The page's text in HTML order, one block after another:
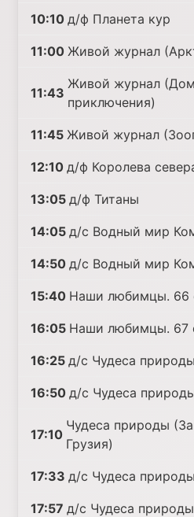
10:10 д/ф Планета кур
11:00 Живой журнал
11:43
Живой журнал
приключения)
11:45 Живой журнал
12:10 д/ф Королева
13:05 д/ф Титаны
14:05 д/с Водный мир
14:50 д/с Водный мир
15:40 Наши любимцы. 66
16:05 Наши любимцы. 67
16:25 д/с Чудеса
16:50 д/с Чудеса
17:10
Чудеса природы
Грузия)
17:33 д/с Чудеса
17:57 д/с Чудеса